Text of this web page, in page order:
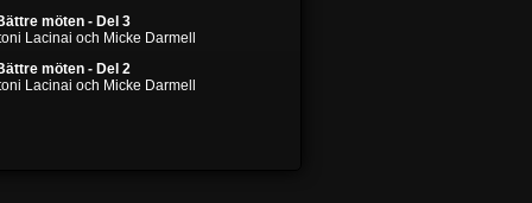
möten - Del 3
Lacinai och Micke Darmell
möten - Del 2
Lacinai och Micke Darmell